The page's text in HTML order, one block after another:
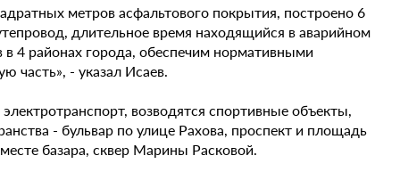
метров асфальтового покрытия, построено 6
длительное время находящийся в аварийном
4 районах города, обеспечим нормативными
часть», - указал Исаев.
возводятся спортивные объекты,
- бульвар по улице Рахова, проспект и площадь
базара, сквер Марины Расковой.